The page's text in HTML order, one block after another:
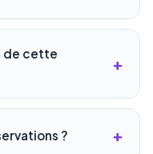
de cette
?